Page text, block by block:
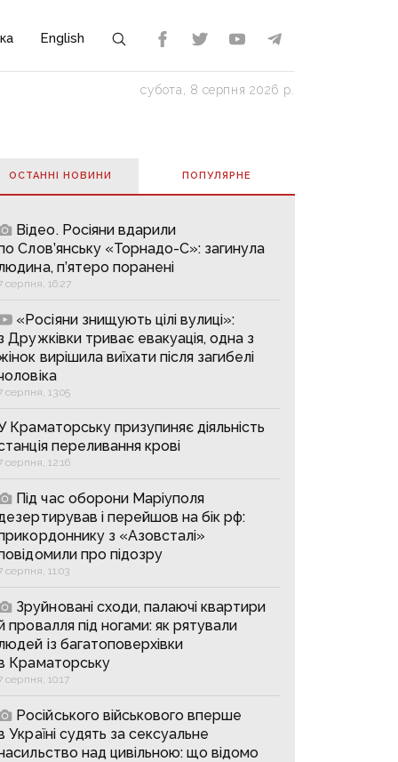
English
субота, 8 серпня 2026 р.
ОСТАННІ НОВИНИ ПОПУЛЯРНE
Відео. Росіяни вдарили
Слов’янську «Торнадо-С»: загинула
п’ятеро поранені
серпня, 16:27
«Росіяни знищують цілі вулиці»:
Дружківки триває евакуація, одна з
вирішила виїхати після загибелі
серпня, 13:05
Краматорську призупиняє діяльність
переливання крові
серпня, 12:16
Під час оборони Маріуполя
і перейшов на бік рф:
з «Азовсталі»
про підозру
серпня, 11:03
Зруйновані сходи, палаючі квартири
провалля під ногами: як рятували
із багатоповерхівки
Краматорську
серпня, 10:17
Російського військового вперше
Україні судять за сексуальне
над цивільною: що відомо